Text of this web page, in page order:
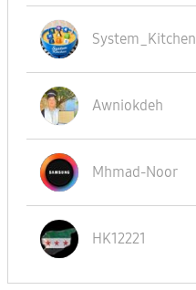
System_Kitchen
Awniokdeh
Mhmad-Noor
HK12221